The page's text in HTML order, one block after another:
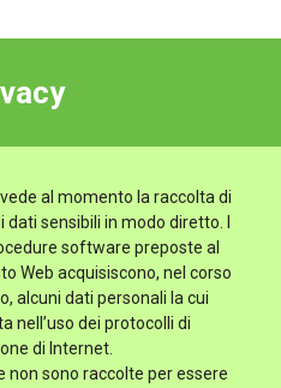
al momento la raccolta di
sensibili in modo diretto. I
software preposte al
Web acquisiscono, nel corso
alcuni dati personali la cui
nell’uso dei protocolli di
di Internet.
sono raccolte per essere